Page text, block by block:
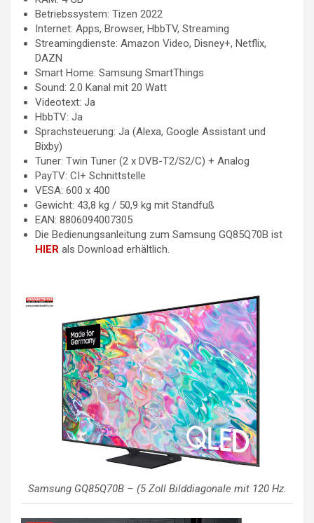
Betriebssystem: Tizen 2022
Internet: Apps, Browser, HbbTV, Streaming
Streamingdienste: Amazon Video, Disney+, Netflix,
DAZN
Smart Home: Samsung SmartThings
Sound: 2.0 Kanal mit 20 Watt
Videotext: Ja
HbbTV: Ja
Sprachsteuerung: Ja (Alexa, Google Assistant und
Bixby)
Tuner: Twin Tuner (2 x DVB-T2/S2/C) + Analog
PayTV: CI+ Schnittstelle
VESA: 600 x 400
Gewicht: 43,8 kg / 50,9 kg mit Standfuß
EAN: 8806094007305
Die Bedienungsanleitung zum Samsung GQ85Q70B ist
HIER als Download erhältlich.
Samsung GQ85Q70B – (5 Zoll Bilddiagonale mit 120 Hz.